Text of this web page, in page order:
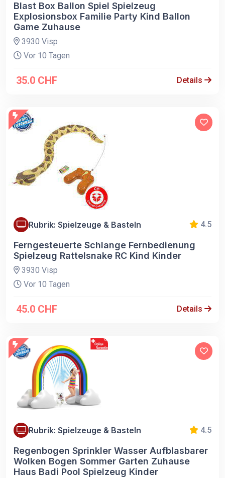
Blast Box Ballon Spiel Spielzeug
Explosionsbox Familie Party Kind Ballon
Game Zuhause
3930 Visp
Vor 10 Tagen
35.0 CHF Details
Rubrik: Spielzeuge & Basteln 4.5
Ferngesteuerte Schlange Fernbedienung
Spielzeug Rattelsnake RC Kind Kinder
3930 Visp
Vor 10 Tagen
45.0 CHF Details
Rubrik: Spielzeuge & Basteln 4.5
Regenbogen Sprinkler Wasser Aufblasbarer
Wolken Bogen Sommer Garten Zuhause
Haus Badi Pool Spielzeug Kinder